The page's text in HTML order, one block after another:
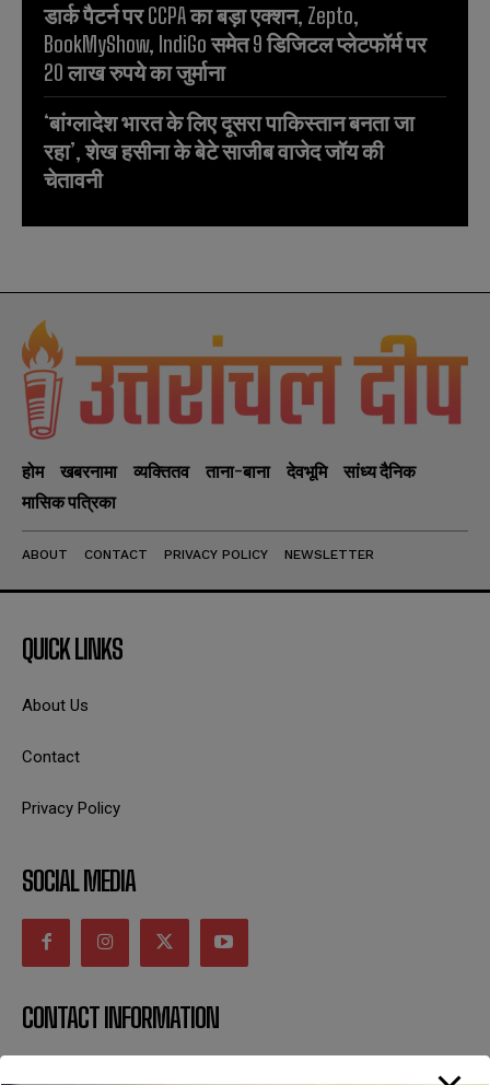
डार्क पैटर्न पर CCPA का बड़ा एक्शन, Zepto,
BookMyShow, IndiGo समेत 9 डिजिटल प्लेटफॉर्म पर
20 लाख रुपये का जुर्माना
‘बांग्लादेश भारत के लिए दूसरा पाकिस्तान बनता जा
रहा’, शेख हसीना के बेटे साजीब वाजेद जॉय की
चेतावनी
होम खबरनामा व्यक्तितव ताना-बाना देवभूमि
सांध्य दैनिक
मासिक पत्रिका
ABOUT CONTACT PRIVACY POLICY NEWSLETTER
QUICK LINKS
About Us
Contact
Privacy Policy
SOCIAL MEDIA
CONTACT INFORMATION